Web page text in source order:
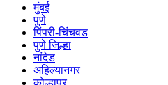
मुंबई
पुणे
पिंपरी-चिंचवड
पुणे जिल्हा
नांदेड
अहिल्यानगर
कोल्हापूर